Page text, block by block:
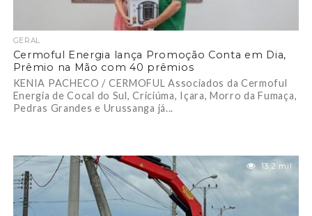
GERAL
Cermoful Energia lança Promoção Conta em Dia,
Prêmio na Mão com 40 prêmios
KENIA PACHECO / CERMOFUL Associados da Cermoful
Energia de Cocal do Sul, Criciúma, Içara, Morro da Fumaça,
Pedras Grandes e Urussanga já...
13.2 mil